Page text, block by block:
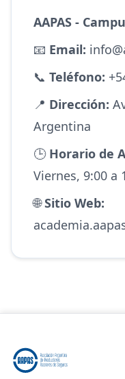
AAPAS -
📧 Email:
📞 Teléfono:
📍 Dirección:
Argentina
🕒 Horario de
Viernes, 9:00 a
🌐Sitio Web: